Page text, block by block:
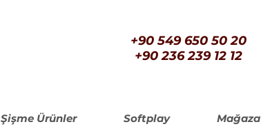
+90 549 650 50 20
+90 236 239 12 12
Şişme Ürünler Softplay Mağaza